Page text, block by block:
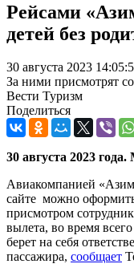
Рейсами
детей без
30 августа 2023
За ними присмотрят
Вести Туризм
Поделиться
30 августа 2023
Авиакомпанией
сайте можно
присмотром
вылета, во время
берет на себя
пассажира, сообщает